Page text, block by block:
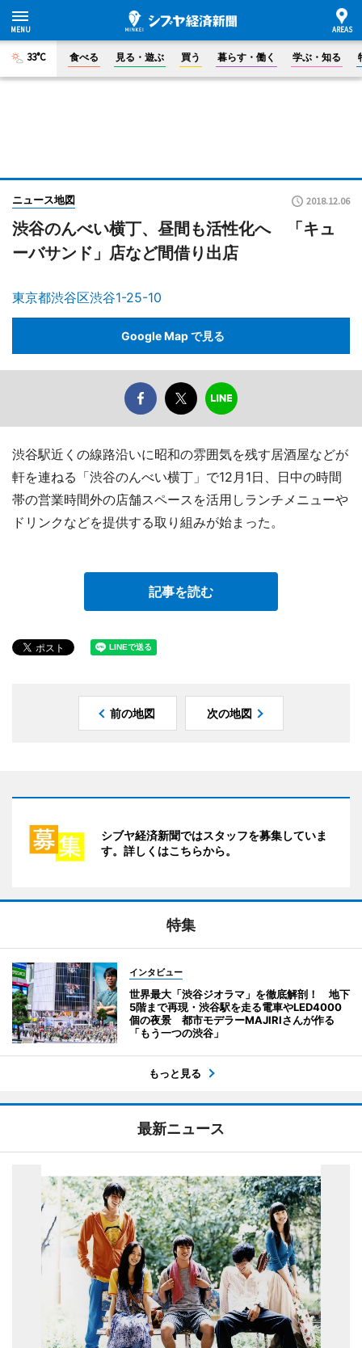
33°C 食べる 見る・遊ぶ 買う 暮らす・働く 学ぶ・知る
ニュース地図 2018.12.06
渋谷のんべい横丁、昼間も活性化へ 「キュ
ーバサンド」店など間借り出店
東京都渋谷区渋谷1-25-10
Google Map で見る
渋谷駅近くの線路沿いに昭和の雰囲気を残す居酒屋などが
軒を連ねる「渋谷のんべい横丁」で12月1日、日中の時間
帯の営業時間外の店舗スペースを活用しランチメニューや
ドリンクなどを提供する取り組みが始まった。
記事を読む
前の地図 次の地図
シブヤ経済新聞ではスタッフを募集していま
す。詳しくはこちらから。
特集
インタビュー
世界最大「渋谷ジオラマ」を徹底解剖！ 地下
5階まで再現・渋谷駅を走る電車やLED4000
個の夜景 都市モデラーMAJIRIさんが作る
「もう一つの渋谷」
もっと見る
最新ニュース